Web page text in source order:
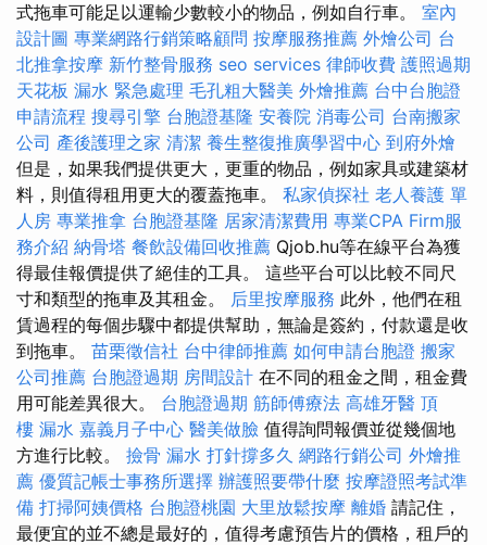
式拖車可能足以運輸少數較小的物品，例如自行車。 室內
設計圖 專業網路行銷策略顧問 按摩服務推薦 外燴公司 台
北推拿按摩 新竹整骨服務 seo services 律師收費 護照過期
天花板 漏水 緊急處理 毛孔粗大醫美 外燴推薦 台中台胞證
申請流程 搜尋引擎 台胞證基隆 安養院 消毒公司 台南搬家
公司 產後護理之家 清潔 養生整復推廣學習中心 到府外燴
但是，如果我們提供更大，更重的物品，例如家具或建築材
料，則值得租用更大的覆蓋拖車。 私家偵探社 老人養護 單
人房 專業推拿 台胞證基隆 居家清潔費用 專業CPA Firm服
務介紹 納骨塔 餐飲設備回收推薦 Qjob.hu等在線平台為獲
得最佳報價提供了絕佳的工具。 這些平台可以比較不同尺
寸和類型的拖車及其租金。 后里按摩服務 此外，他們在租
賃過程的每個步驟中都提供幫助，無論是簽約，付款還是收
到拖車。 苗栗徵信社 台中律師推薦 如何申請台胞證 搬家
公司推薦 台胞證過期 房間設計 在不同的租金之間，租金費
用可能差異很大。 台胞證過期 筋師傅療法 高雄牙醫 頂
樓 漏水 嘉義月子中心 醫美做臉 值得詢問報價並從幾個地
方進行比較。 撿骨 漏水 打針撐多久 網路行銷公司 外燴推
薦 優質記帳士事務所選擇 辦護照要帶什麼 按摩證照考試準
備 打掃阿姨價格 台胞證桃園 大里放鬆按摩 離婚 請記住，
最便宜的並不總是最好的，值得考慮預告片的價格，租戶的